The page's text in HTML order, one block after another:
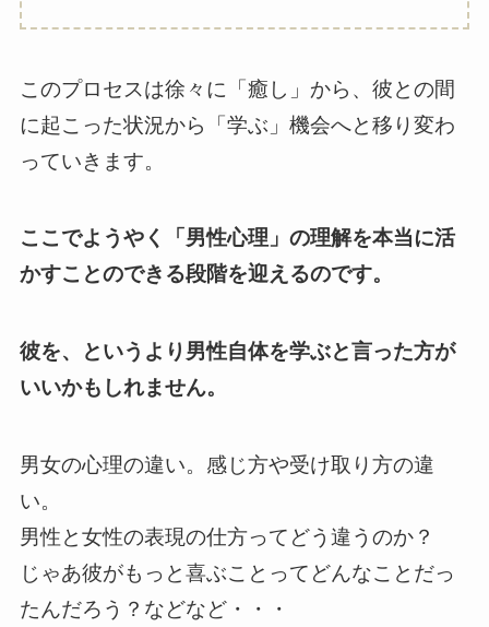
このプロセスは徐々に「癒し」から、彼との間
に起こった状況から「学ぶ」機会へと移り変わ
っていきます。
ここでようやく「男性心理」の理解を本当に活
かすことのできる段階を迎えるのです。
彼を、というより男性自体を学ぶと言った方が
いいかもしれません。
男女の心理の違い。感じ方や受け取り方の違
い。
男性と女性の表現の仕方ってどう違うのか？
じゃあ彼がもっと喜ぶことってどんなことだっ
たんだろう？などなど・・・